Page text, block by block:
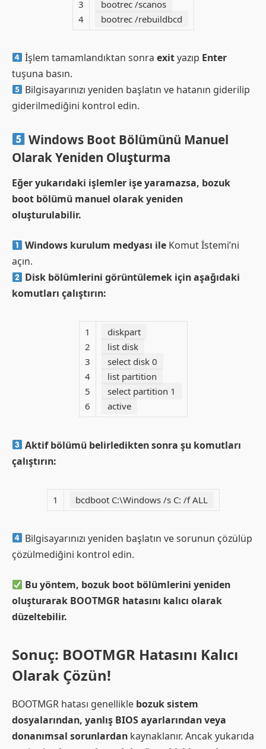
3
4
bootrec /scanos
bootrec /rebuildbcd
İşlem tamamlandıktan sonraexityazıp Enter
tuşuna basın.
Bilgisayarınızı yeniden başlatın ve hatanın giderilip
giderilmediğini kontrol edin.
Windows Boot Bölümünü Manuel
Olarak Yeniden Oluşturma
Eğer yukarıdaki işlemler işe yaramazsa, bozuk
boot bölümü manuel olarak yeniden
oluşturulabilir.
Windows kurulum medyası ile Komut İstemi’ni
açın.
Disk bölümlerini görüntülemek için aşağıdaki
komutları çalıştırın:
1
2
3
4
5
6
diskpart
list disk
select disk 0
list partition
select partition 1
active
Aktif bölümü belirledikten sonra şu komutları
çalıştırın:
1 bcdboot C:\Windows /s C: /f ALL
Bilgisayarınızı yeniden başlatın ve sorunun çözülüp
çözülmediğini kontrol edin.
Bu yöntem, bozuk boot bölümlerini yeniden
oluşturarak BOOTMGR hatasını kalıcı olarak
düzeltebilir.
Sonuç: BOOTMGR Hatasını Kalıcı
Olarak Çözün!
BOOTMGR hatası genellikle bozuk sistem
dosyalarından, yanlış BIOS ayarlarından veya
donanımsal sorunlardan kaynaklanır. Ancak yukarıda